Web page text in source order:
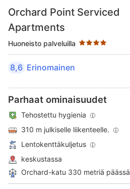
Orchard Point Serviced
Apartments
Huoneisto palveluilla
Tähtiluokitus 4 tähteä
8,6 Erinomainen
Parhaat ominaisuudet
Tehostettu hygienia
310 m julkiselle liikenteelle.
Lentokenttäkuljetus
keskustassa
Orchard-katu 330 metriä päässä